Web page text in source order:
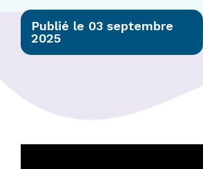
Publié le 03 septembre
2025